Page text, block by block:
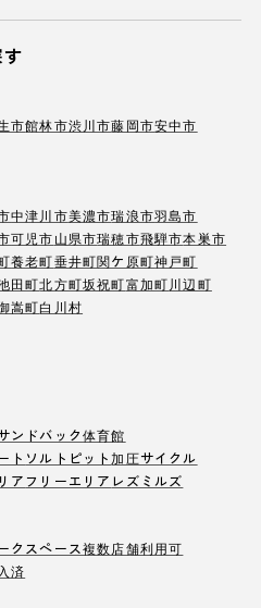
市館林市渋川市藤岡市安中市
中津川市美濃市瑞浪市羽島市
可児市山県市瑞穂市飛騨市本巣市
養老町垂井町関ケ原町神戸町
田町北方町坂祝町富加町川辺町
嵩町白川村
ンドバック体育館
ト ソルトピット加圧サイクル
ア フリーエリア レズミルズ
クスペース複数店舗利用可
済